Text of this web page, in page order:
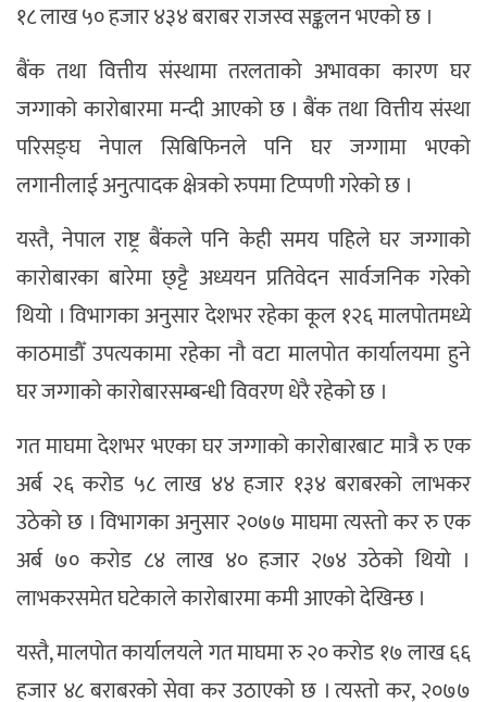
१८ लाख ५० हजार ४३४ बराबर राजस्व सङ्कलन भएको छ ।
बैंक तथा वित्तीय संस्थामा तरलताको अभावका कारण घर
जग्गाको कारोबारमा मन्दी आएको छ । बैंक तथा वित्तीय संस्था
परिसङ्घ नेपाल सिबिफिनले पनि घर जग्गामा भएको
लगानीलाई अनुत्पादक क्षेत्रको रुपमा टिप्पणी गरेको छ ।
यस्तै, नेपाल राष्ट्र बैंकले पनि केही समय पहिले घर जग्गाको
कारोबारका बारेमा छ्ट्टै अध्ययन प्रतिवेदन सार्वजनिक गरेको
थियो । विभागका अनुसार देशभर रहेका कूल १२६ मालपोतमध्ये
काठमाडौँ उपत्यकामा रहेका नौ वटा मालपोत कार्यालयमा हुने
घर जग्गाको कारोबारसम्बन्धी विवरण धेरै रहेको छ ।
गत माघमा देशभर भएका घर जग्गाको कारोबारबाट मात्रै रु एक
अर्ब २६ करोड ५८ लाख ४४ हजार १३४ बराबरको लाभकर
उठेको छ । विभागका अनुसार २०७७ माघमा त्यस्तो कर रु एक
अर्ब ७० करोड ८४ लाख ४० हजार २७४ उठेको थियो ।
लाभकरसमेत घटेकाले कारोबारमा कमी आएको देखिन्छ ।
यस्तै, मालपोत कार्यालयले गत माघमा रु २० करोड १७ लाख ६६
हजार ४८ बराबरको सेवा कर उठाएको छ । त्यस्तो कर, २०७७